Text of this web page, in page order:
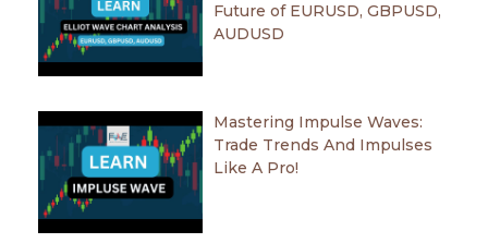
Future of EURUSD, GBPUSD,
AUDUSD
Mastering Impulse Waves:
Trade Trends And Impulses
Like A Pro!